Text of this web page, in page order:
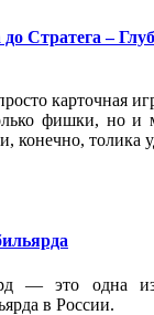
Стратега –
карточная
фишки, но и
конечно, толика
— это одна
в России.